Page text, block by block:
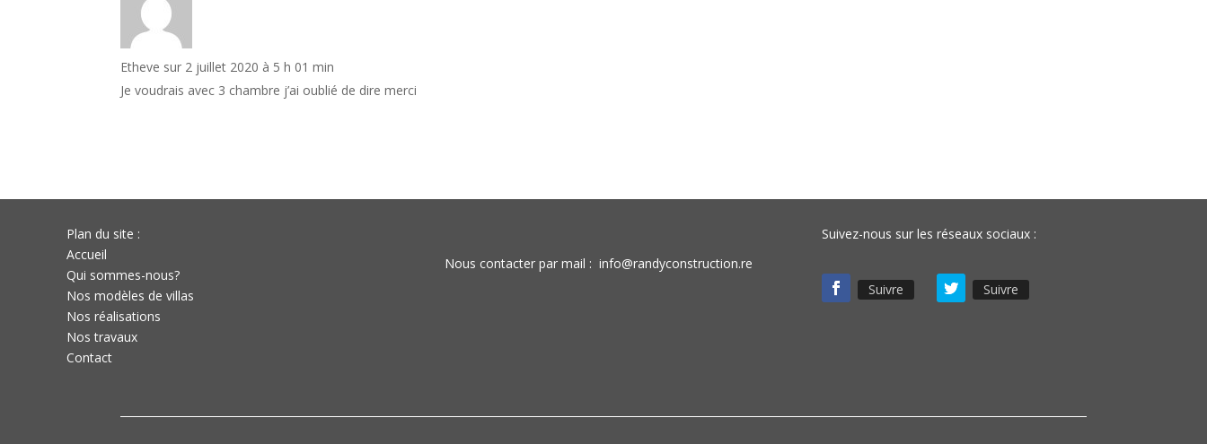
Etheve sur 2 juillet 2020 à 5 h 01 min
Je voudrais avec 3 chambre j’ai oublié de dire merci
Plan du site :
Accueil
Qui sommes-nous?
Nos modèles de villas
Nos réalisations
Nos travaux
Contact
Nous contacter par mail : info@randyconstruction.re
Suivez-nous sur les réseaux sociaux :
Suivre Suivre